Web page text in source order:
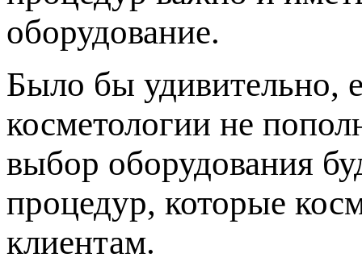
оборудование.
Было бы удивительно,
косметологии не
выбор оборудования
процедур, которые
клиентам.